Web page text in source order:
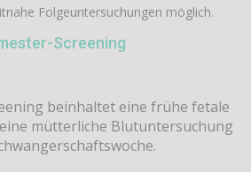
Folgeuntersuchungen möglich.
Screening
beinhaltet eine frühe fetale
mütterliche Blutuntersuchung